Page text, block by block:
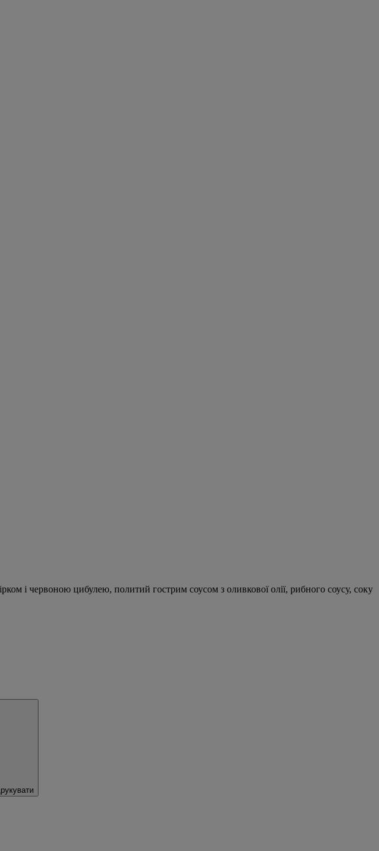
і червоною цибулею, политий гострим соусом з оливкової олії, рибного соусу, соку